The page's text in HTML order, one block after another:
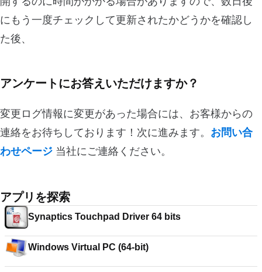
にもう一度チェックして更新されたかどうかを確認し
た後、
アンケートにお答えいただけますか？
変更ログ情報に変更があった場合には、お客様からの
連絡をお待ちしております！次に進みます。 お問い合
わせページ 当社にご連絡ください。
アプリを探索
Synaptics Touchpad Driver 64 bits
Windows Virtual PC (64-bit)